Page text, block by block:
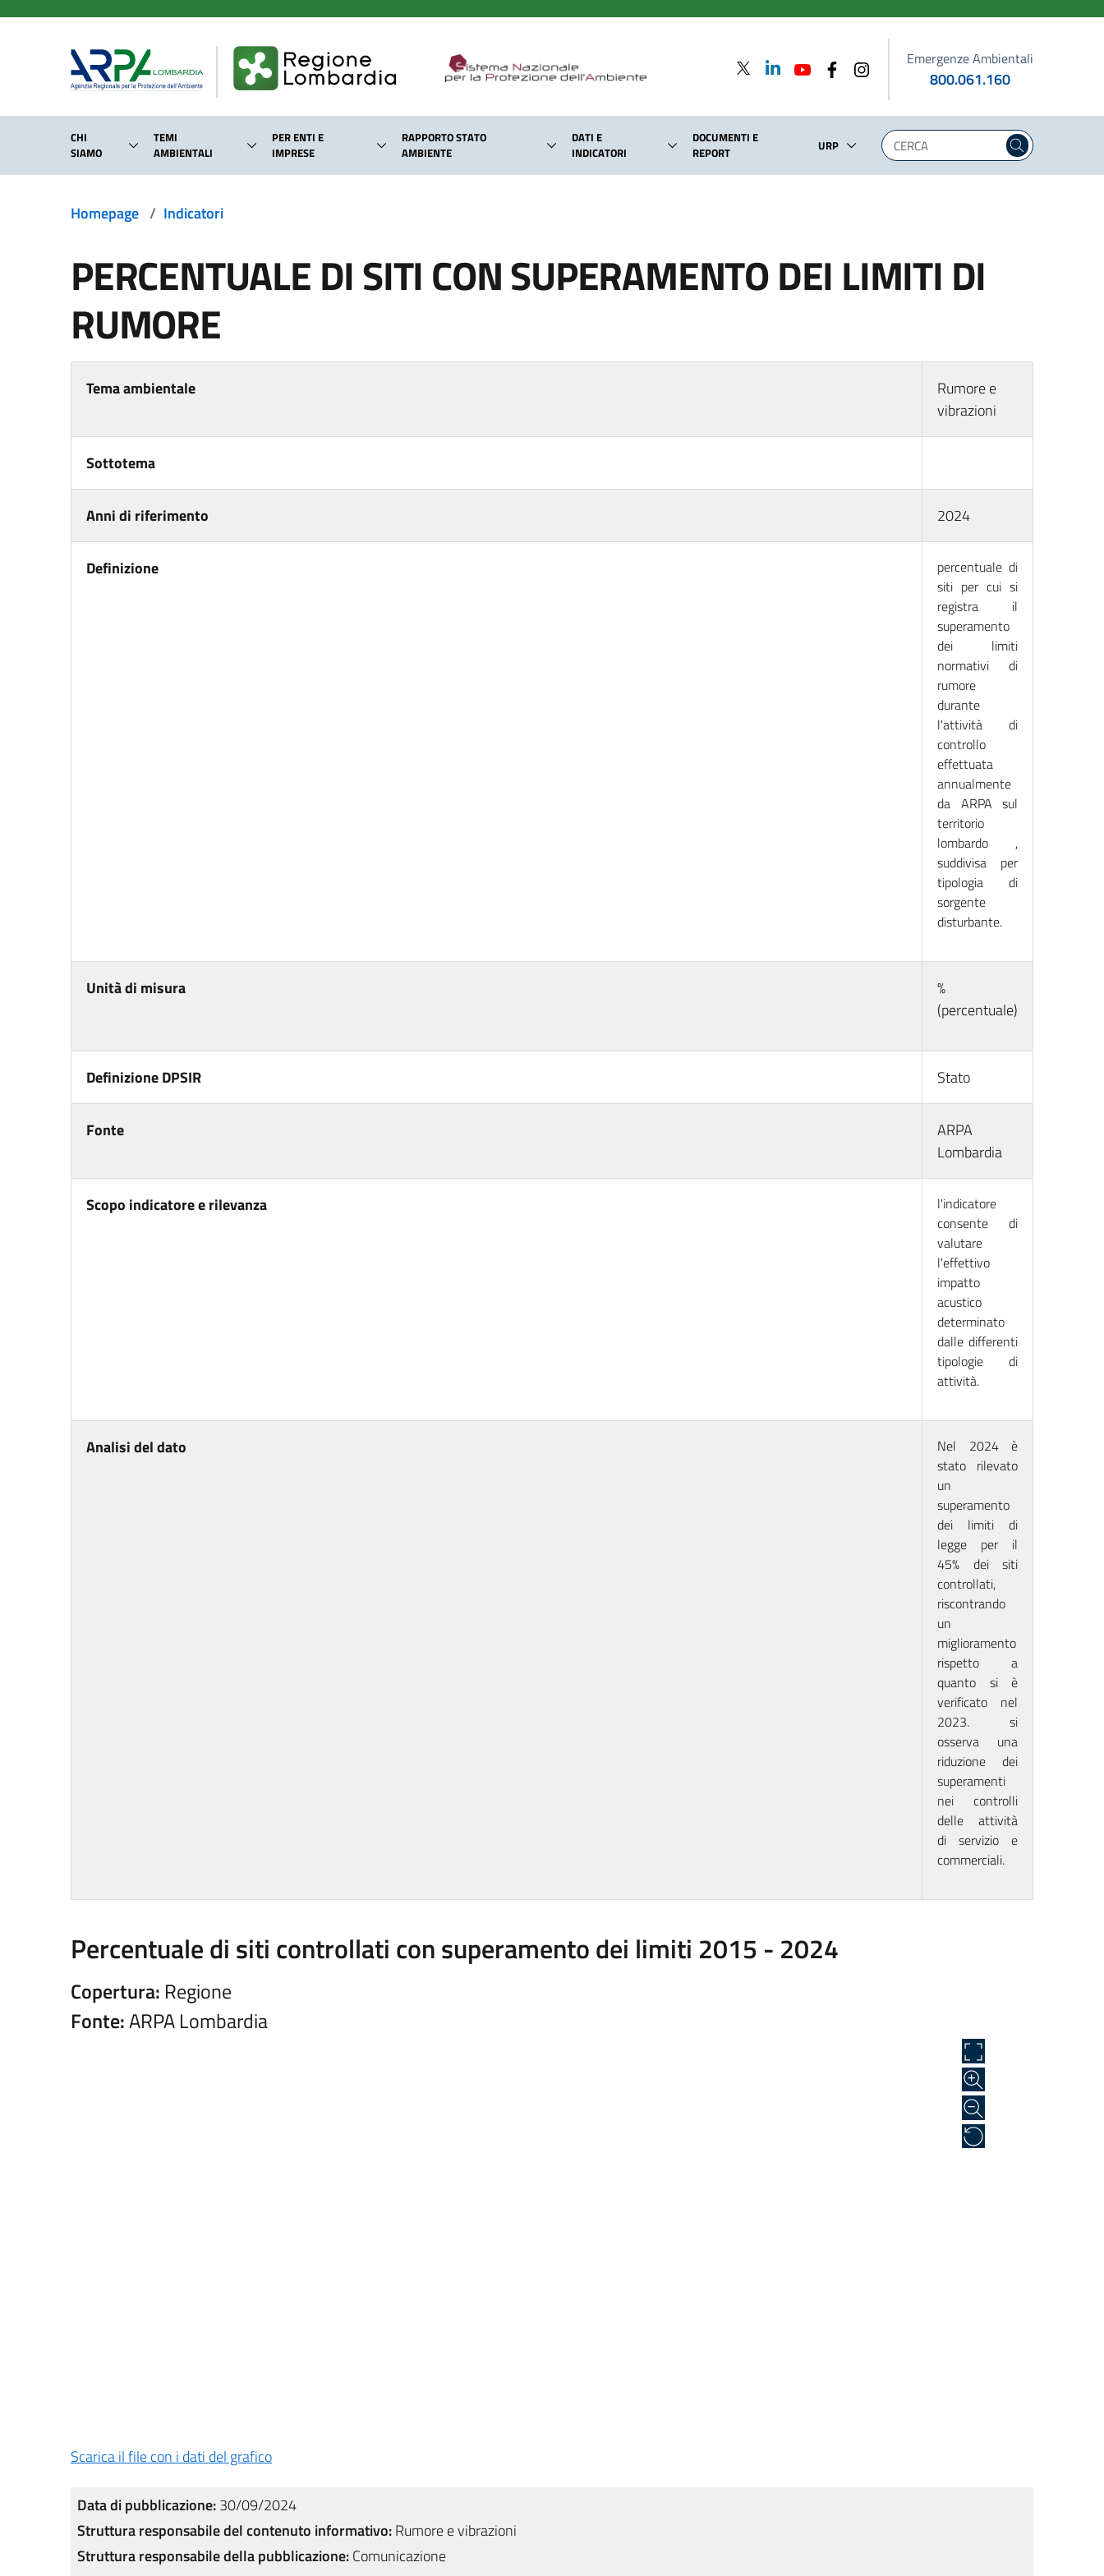
Emergenze Ambientali
800.061.160
CHI
SIAMO
TEMI
AMBIENTALI
PER ENTI E
IMPRESE
RAPPORTO STATO
AMBIENTE
DATI E
INDICATORI
DOCUMENTI E
REPORT
URP
Homepage / Indicatori
PERCENTUALE DI SITI CON SUPERAMENTO DEI LIMITI DI
RUMORE
Tema ambientale
Rumore e
vibrazioni
Sottotema
Anni di riferimento 2024
Definizione
percentuale di
siti per cui si
registra il
superamento
dei limiti
normativi di
rumore
durante
l'attività di
controllo
effettuata
annualmente
da ARPA sul
territorio
lombardo ,
suddivisa per
tipologia di
sorgente
disturbante.
Unità di misura
%
(percentuale)
Definizione DPSIR Stato
Fonte
ARPA
Lombardia
Scopo indicatore e rilevanza
l'indicatore
consente di
valutare
l'effettivo
impatto
acustico
determinato
dalle differenti
tipologie di
attività.
Analisi del dato
Nel 2024 è
stato rilevato
un
superamento
dei limiti di
legge per il
45% dei siti
controllati,
riscontrando
un
miglioramento
rispetto a
quanto si è
verificato nel
2023. si
osserva una
riduzione dei
superamenti
nei controlli
delle attività
di servizio e
commerciali.
Percentuale di siti controllati con superamento dei limiti 2015 - 2024
Copertura: Regione
Fonte:ARPA Lombardia
Scarica il file con i dati del grafico
Data di pubblicazione:30/09/2024
Struttura responsabile del contenuto informativo:Rumore e vibrazioni
Struttura responsabile della pubblicazione:Comunicazione